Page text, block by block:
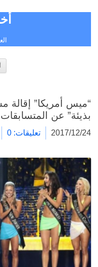
“ميس أمريكا” إقالة
بذيئة” عن المتسابقات
2017/12/24 تعليقات: 0